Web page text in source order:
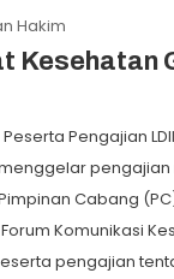
Hakim
Kesehatan
Pengajian LDII
Cabang
Komunikasi
pengajian